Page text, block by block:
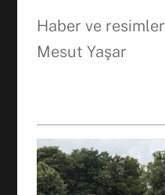
Haber ve resimler
Mesut Yaşar